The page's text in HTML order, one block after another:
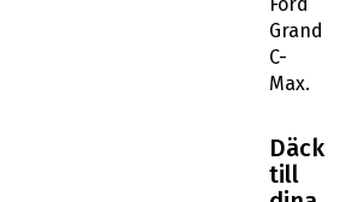
Grand
C-
Max.
Däck
till